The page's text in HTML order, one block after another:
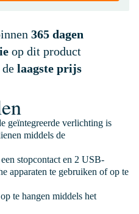
365 dagen
op dit product
laagste prijs
geïntegreerde verlichting is
middels de
stopcontact en 2 USB-
apparaten te gebruiken of op te
te hangen middels het